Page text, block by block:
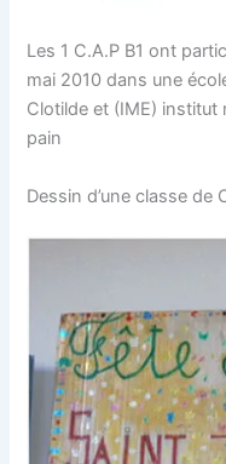
Les 1 C.A.P B1 ont
mai 2010 dans une
Clotilde et (IME) institut
pain
Dessin d’une classe de